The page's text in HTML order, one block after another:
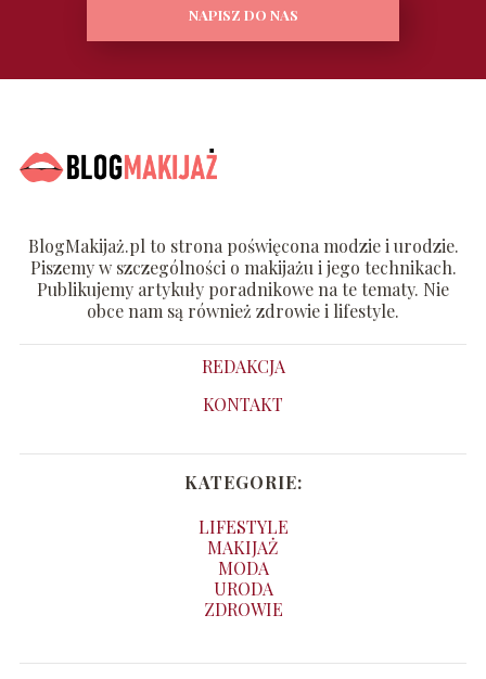
NAPISZ DO NAS
BlogMakijaż.pl to strona poświęcona modzie i urodzie.
Piszemy w szczególności o makijażu i jego technikach.
Publikujemy artykuły poradnikowe na te tematy. Nie
obce nam są również zdrowie i lifestyle.
REDAKCJA
KONTAKT
KATEGORIE:
LIFESTYLE
MAKIJAŻ
MODA
URODA
ZDROWIE